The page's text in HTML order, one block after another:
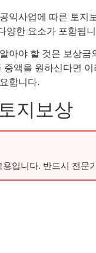
익사업에 따른 토지
양한 요소가 포함됩
아야 할 것은 보상
증액을 원하신다면
합니다.
지보상
입니다. 반드시 전문